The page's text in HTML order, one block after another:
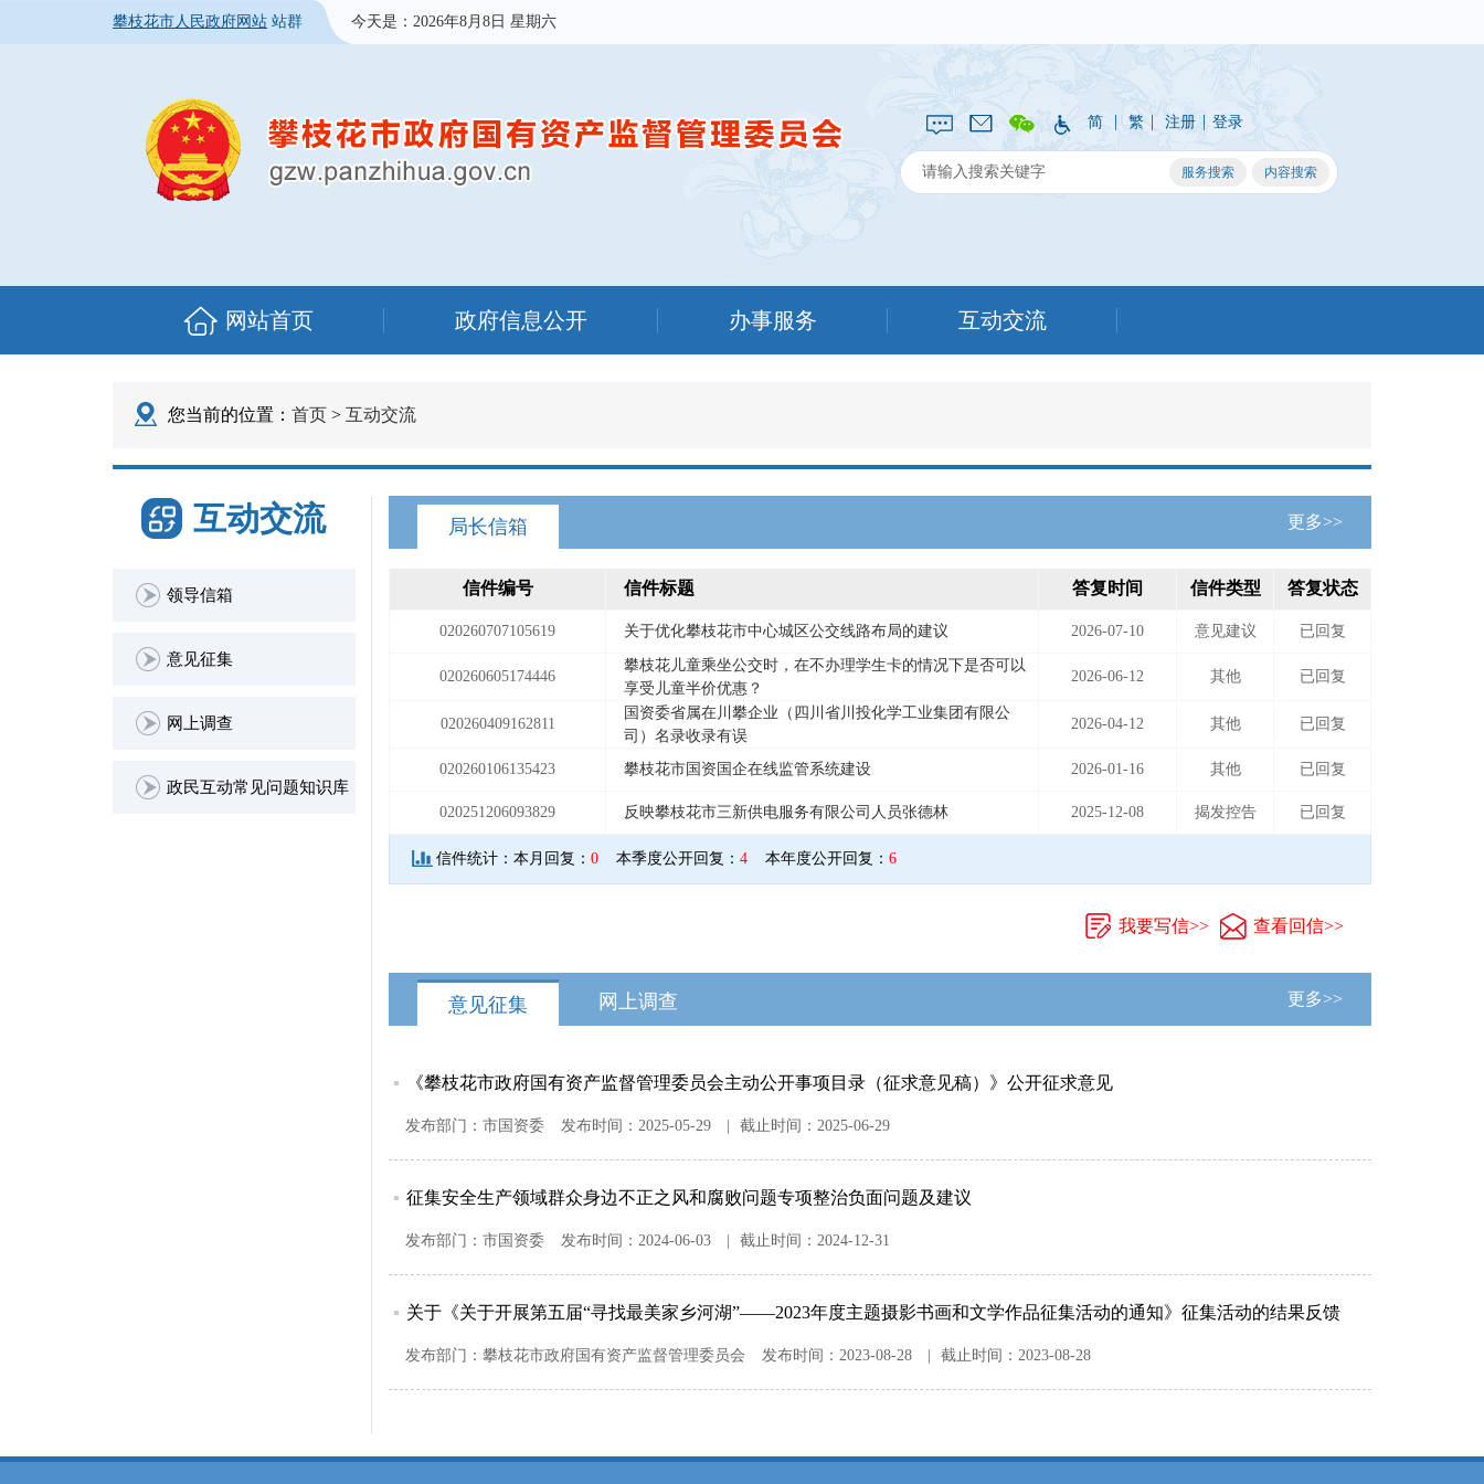
攀枝花市人民政府网站 站群 今天是： 2026年8月8日 星期六
简 | 繁 | 注册 | 登录
网站首页 政府信息公开 办事服务 互动交流
您当前的位置： 首页 > 互动交流
互动交流
领导信箱
意见征集
网上调查
政民互动常见问题知识库
局长信箱 更多>>
信件编号 信件标题 答复时间 信件类型 答复状态
020260707105619 关于优化攀枝花市中心城区公交线路布局的建议 2026-07-10 意见建议 已回复
020260605174446
攀枝花儿童乘坐公交时，在不办理学生卡的情况下是否可以
享受儿童半价优惠？
2026-06-12 其他 已回复
020260409162811
国资委省属在川攀企业（四川省川投化学工业集团有限公
司）名录收录有误
2026-04-12 其他 已回复
020260106135423 攀枝花市国资国企在线监管系统建设 2026-01-16 其他 已回复
020251206093829 反映攀枝花市三新供电服务有限公司人员张德林 2025-12-08 揭发控告 已回复
信件统计： 本月回复： 0 本季度公开回复： 4 本年度公开回复： 6
我要写信>> 查看回信>>
意见征集 网上调查 更多>>
《攀枝花市政府国有资产监督管理委员会主动公开事项目录（征求意见稿）》公开征求意见
发布部门： 市国资委 发布时间： 2025-05-29 截止时间： 2025-06-29
征集安全生产领域群众身边不正之风和腐败问题专项整治负面问题及建议
发布部门： 市国资委 发布时间： 2024-06-03 截止时间： 2024-12-31
关于《关于开展第五届“寻找最美家乡河湖”——2023年度主题摄影书画和文学作品征集活动的通知》征集活动的结果反馈
发布部门： 攀枝花市政府国有资产监督管理委员会 发布时间： 2023-08-28 截止时间： 2023-08-28